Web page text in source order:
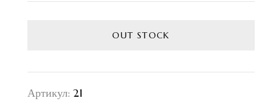
OUT STOCK
Артикул: 21